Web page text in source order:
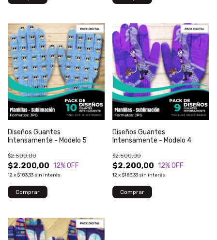
Diseños Guantes
Intensamente - Modelo 5
$2.200,00
$2.500,00
12% OFF
12x $183,33 sin interés
Diseños Guantes
Intensamente - Modelo 4
$2.200,00
$2.500,00
12% OFF
12x $183,33 sin interés